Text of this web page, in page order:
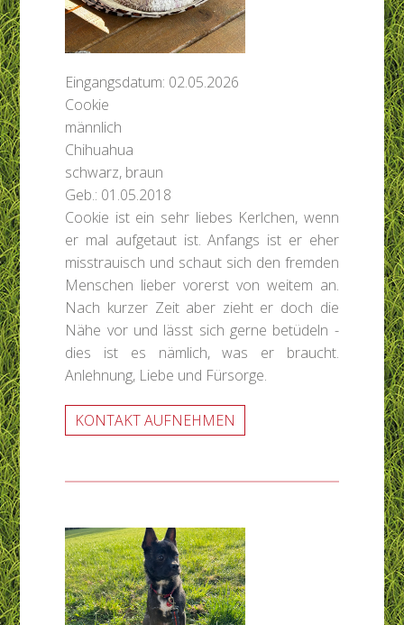
Eingangsdatum: 02.05.2026
Cookie
männlich
Chihuahua
schwarz, braun
Geb.: 01.05.2018
Cookie ist ein sehr liebes Kerlchen, wenn
er mal aufgetaut ist. Anfangs ist er eher
misstrauisch und schaut sich den fremden
Menschen lieber vorerst von weitem an.
Nach kurzer Zeit aber zieht er doch die
Nähe vor und lässt sich gerne betüdeln -
dies ist es nämlich, was er braucht.
Anlehnung, Liebe und Fürsorge.
KONTAKT AUFNEHMEN